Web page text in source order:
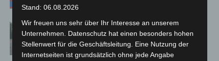
Hannover: Polizei stoppt 166
Trunkenheitsfahrten bei
Großkontrolle
Stand: 06.08.2026
Wir freuen uns sehr über Ihr Interesse an unserem
Unternehmen. Datenschutz hat einen besonders hohen
Stellenwert für die Geschäftsleitung. Eine Nutzung der
Internetseiten ist grundsätzlich ohne jede Angabe